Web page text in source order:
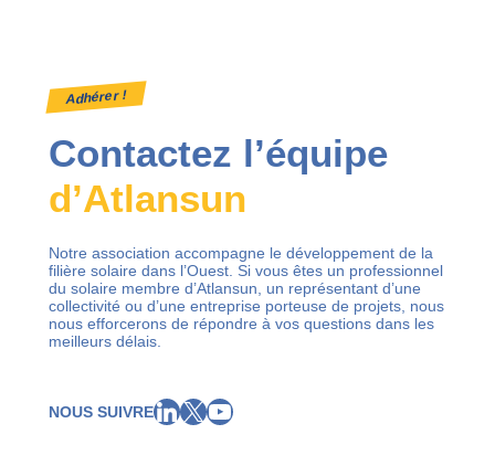
Adhérer !
Contactez l’équipe
d’Atlansun
Notre association accompagne le développement de la
filière solaire dans l’Ouest. Si vous êtes un professionnel
du solaire membre d’Atlansun, un représentant d’une
collectivité ou d’une entreprise porteuse de projets, nous
nous efforcerons de répondre à vos questions dans les
meilleurs délais.
NOUS SUIVRELinkedIn
X YouTube